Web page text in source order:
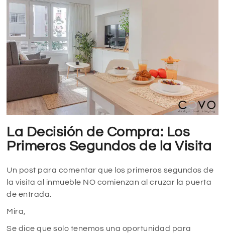
La Decisión de Compra: Los
Primeros Segundos de la Visita
Un post para comentar que los primeros segundos de
la visita al inmueble NO comienzan al cruzar la puerta
de entrada.
Mira,
Se dice que solo tenemos una oportunidad para